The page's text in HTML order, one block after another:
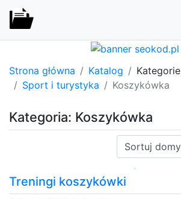
Strona główna Katalog
Kategorie
Sport i turystyka
Koszykówka
Kategoria: Koszykówka
Sortuj:
Treningi koszykówki